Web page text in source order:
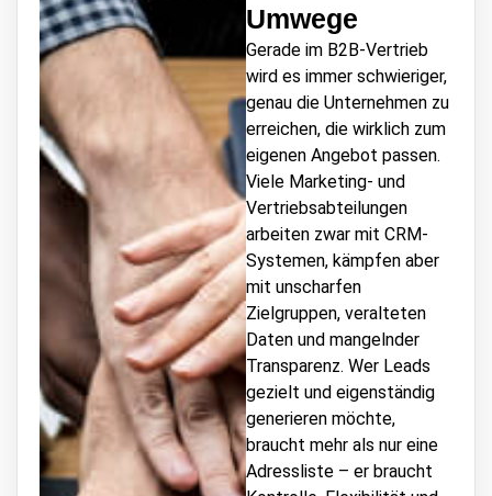
Umwege
Gerade im B2B-Vertrieb
wird es immer schwieriger,
genau die Unternehmen zu
erreichen, die wirklich zum
eigenen Angebot passen.
Viele Marketing- und
Vertriebsabteilungen
arbeiten zwar mit CRM-
Systemen, kämpfen aber
mit unscharfen
Zielgruppen, veralteten
Daten und mangelnder
Transparenz. Wer Leads
gezielt und eigenständig
generieren möchte,
braucht mehr als nur eine
Adressliste – er braucht